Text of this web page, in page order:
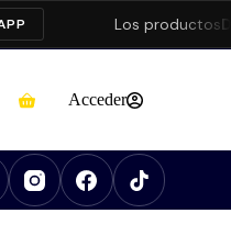
Los productos
Acceder